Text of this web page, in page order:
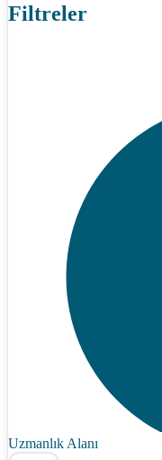
Filtreler
Uzmanlık Alanı